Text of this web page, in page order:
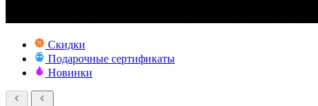
Скидки
Подарочные сертификаты
Новинки